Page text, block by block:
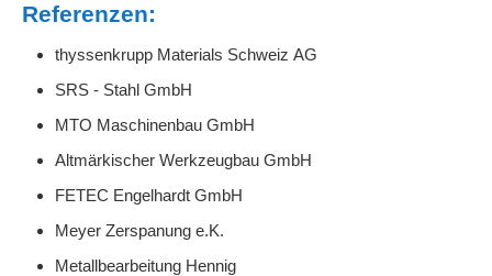
Referenzen:
thyssenkrupp Materials Schweiz AG
SRS - Stahl GmbH
MTO Maschinenbau GmbH
Altmärkischer Werkzeugbau GmbH
FETEC Engelhardt GmbH
Meyer Zerspanung e.K.
Metallbearbeitung Hennig